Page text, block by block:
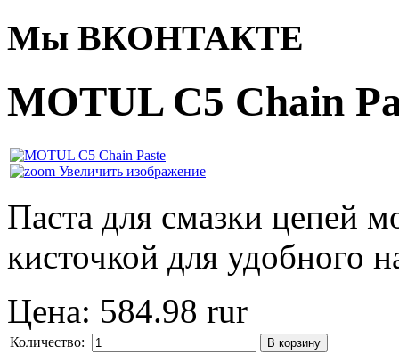
Мы ВКОНТАКТЕ
MOTUL C5 Chain
Увеличить изображение
Паста для смазки цепей
кисточкой для удобного
Цена: 584.98 rur
Количество: